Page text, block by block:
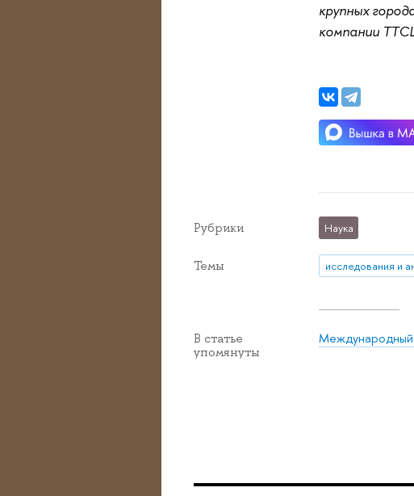
крупных
компании
Рубрики Наука
Темы исследования и
В статье
упомянуты
Международный